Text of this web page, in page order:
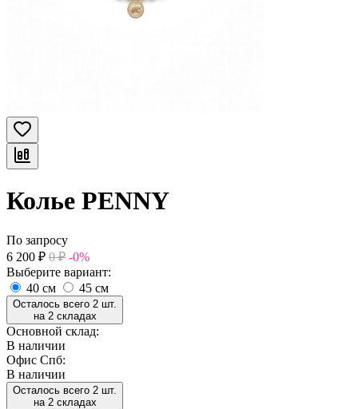
Колье PENNY
По запросу
6 200 ₽ 0 ₽ -0%
Выберите вариант:
40 см
45 см
Осталось всего 2 шт.
на 2 складах
Основной склад:
В наличии
Офис Спб:
В наличии
Осталось всего 2 шт.
на 2 складах